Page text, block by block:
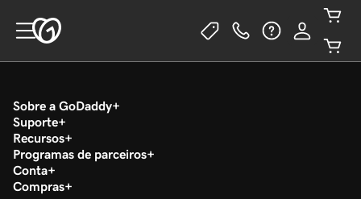
Sobre a GoDaddy
Suporte
Recursos
Programas de parceiros
Conta
Compras